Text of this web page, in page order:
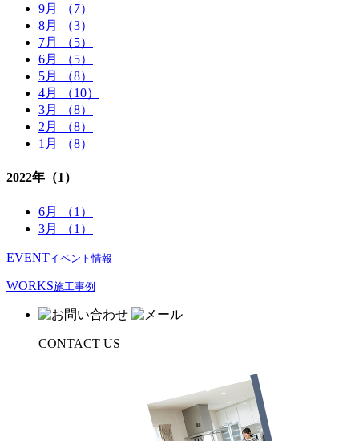
9月 （7）
8月 （3）
7月 （5）
6月 （5）
5月 （8）
4月 （10）
3月 （8）
2月 （8）
1月 （8）
2022年 （1）
6月 （1）
3月 （1）
EVENTイベント情報
WORKS施⼯事例
CONTACT US